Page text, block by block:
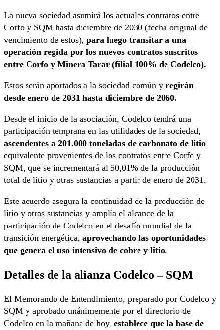
La nueva sociedad asumirá los actuales contratos entre
Corfo y SQM hasta diciembre de 2030 (fecha original de
vencimiento de estos), para luego transitar a una
operación regida por los nuevos contratos suscritos
entre Corfo y Minera Tarar (filial 100% de Codelco).
Estos serán aportados a la sociedad común y regirán
desde enero de 2031 hasta diciembre de 2060.
Desde el inicio de la asociación, Codelco tendrá una
participación temprana en las utilidades de la sociedad,
ascendentes a 201.000 toneladas de carbonato de litio
equivalente provenientes de los contratos entre Corfo y
SQM, que se incrementará al 50,01% de la producción
total de litio y otras sustancias a partir de enero de 2031.
Este acuerdo asegura la continuidad de la producción de
litio y otras sustancias y amplía el alcance de la
participación de Codelco en el desafío mundial de la
transición energética, aprovechando las oportunidades
que genera el uso intensivo de cobre y litio.
Detalles de la alianza Codelco – SQM
El Memorando de Entendimiento, preparado por Codelco y
SQM y aprobado unánimemente por el directorio de
Codelco en la mañana de hoy, establece que la base de